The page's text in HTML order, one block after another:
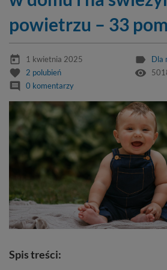
powietrzu – 33
today 1 kwietnia 2025 label Dla
favorite 2 polubień remove_red_eye
comment 0 komentarzy
Spis treści: